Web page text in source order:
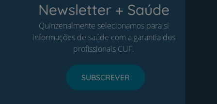
Newsletter + Saúde
Quinzenalmente selecionamos para si
informações de saúde com a garantia dos
profissionais CUF.
SUBSCREVER